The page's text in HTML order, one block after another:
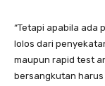
“Tetapi apabila ada
lolos dari
maupun rapid test
bersangkutan